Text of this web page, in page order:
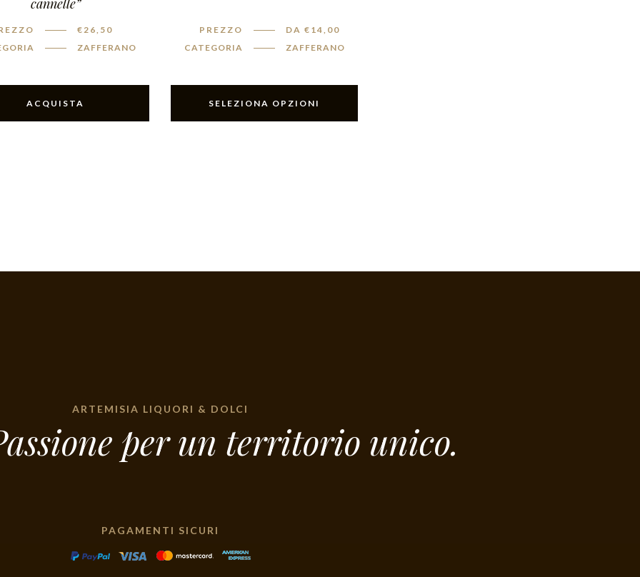
cannelle”
€26,50
ZAFFERANO
ACQUISTA
PREZZO DA€ 14,00
CATEGORIA
ZAFFERANO
SELEZIONA OPZIONI
ARTEMISIA LIQUORI & DOLCI
per un territorio unico.
PAGAMENTI SICURI